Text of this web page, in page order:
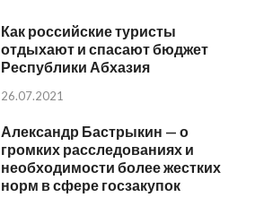
Как российские туристы
отдыхают и спасают бюджет
Республики Абхазия
26.07.2021
Александр Бастрыкин — о
громких расследованиях и
необходимости более жестких
норм в сфере госзакупок